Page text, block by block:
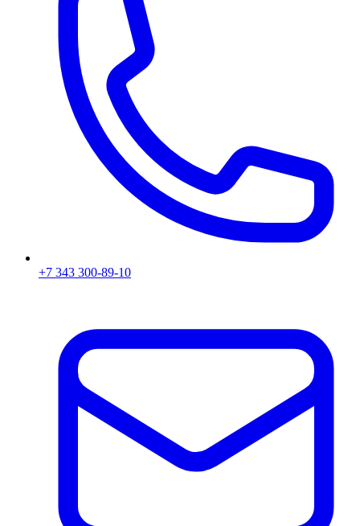
+7 343 300-89-10